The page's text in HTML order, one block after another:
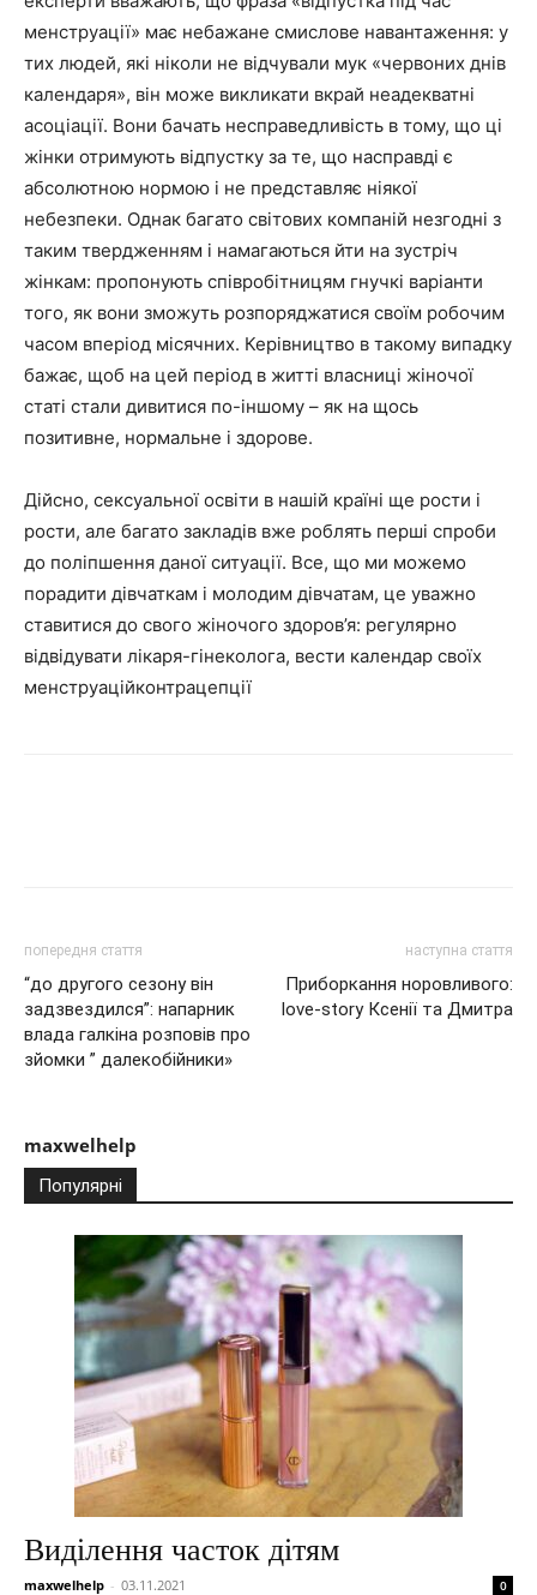
менструації» має небажане смислове навантаження: у
тих людей, які ніколи не відчували мук «червоних днів
календаря», він може викликати вкрай неадекватні
асоціації. Вони бачать несправедливість в тому, що ці
жінки отримують відпустку за те, що насправді є
абсолютною нормою і не представляє ніякої
небезпеки. Однак багато світових компаній незгодні з
таким твердженням і намагаються йти на зустріч
жінкам: пропонують співробітницям гнучкі варіанти
того, як вони зможуть розпоряджатися своїм робочим
часом вперіод місячних. Керівництво в такому випадку
бажає, щоб на цей період в житті власниці жіночої
статі стали дивитися по-іншому – як на щось
позитивне, нормальне і здорове.
Дійсно, сексуальної освіти в нашій країні ще рости і
рости, але багато закладів вже роблять перші спроби
до поліпшення даної ситуації. Все, що ми можемо
порадити дівчаткам і молодим дівчатам, це уважно
ставитися до свого жіночого здоров’я: регулярно
відвідувати лікаря-гінеколога, вести календар своїх
менструаційконтрацепції
попередня стаття
“до другого сезону він
задзвездился”: напарник
влада галкіна розповів про
зйомки ” далекобійники»
наступна стаття
Приборкання норовливого:
love-story Ксенії та Дмитра
maxwelhelp
Популярні
Виділення часток дітям
maxwelhelp - 03.11.2021 0